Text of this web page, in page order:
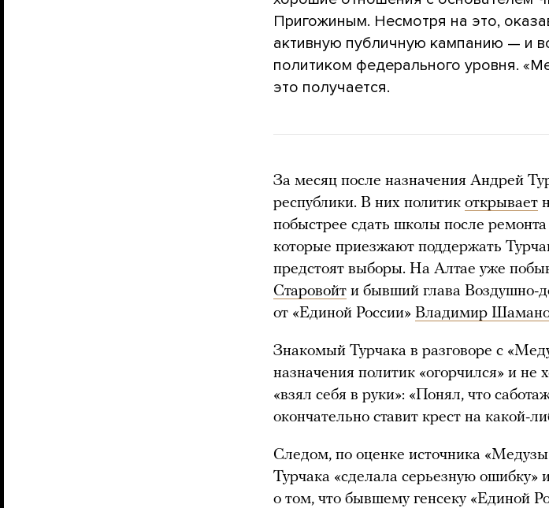
Пригожиным. Несмотря на это,
активную публичную кампанию — и
политиком федерального уровня.
это получается.
За месяц после назначения Андрей
республики. В них политик открывает
побыстрее сдать школы после
которые приезжают поддержать
предстоят выборы. На Алтае уже
Старовойт и бывший глава Воздушно-
от «Единой России» Владимир
Знакомый Турчака в разговоре с
назначения политик «огорчился» и не
«взял себя в руки»: «Понял, что
окончательно ставит крест на какой-
Следом, по оценке источника
Турчака «сделала серьезную ошибку»
о том, что бывшему генсеку «Единой